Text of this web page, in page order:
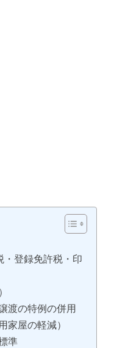
・登録免許税・印
渡の特例の併用
家屋の軽減）
準